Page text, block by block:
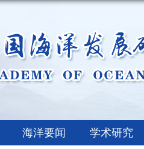
海洋要闻 学术研究